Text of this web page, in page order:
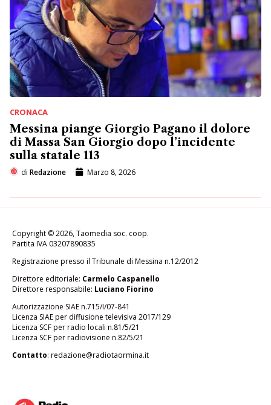
CRONACA
Messina piange Giorgio Pagano il dolore
di Massa San Giorgio dopo l’incidente
sulla statale 113
di Redazione Marzo 8, 2026
Copyright © 2026, Taomedia soc. coop.
Partita IVA 03207890835
Registrazione presso il Tribunale di Messina n.12/2012
Direttore editoriale: Carmelo Caspanello
Direttore responsabile: Luciano Fiorino
Autorizzazione SIAE n.715/I/07-841
Licenza SIAE per diffusione televisiva 2017/129
Licenza SCF per radio locali n.81/5/21
Licenza SCF per radiovisione n.82/5/21
Contatto: redazione@radiotaormina.it